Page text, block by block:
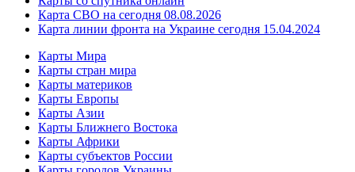
Карта СВО на сегодня 08.08.2026
Карта линии фронта на Украине сегодня 15.04.2024
Карты Мира
Карты стран мира
Карты материков
Карты Европы
Карты Азии
Карты Ближнего Востока
Карты Африки
Карты субъектов России